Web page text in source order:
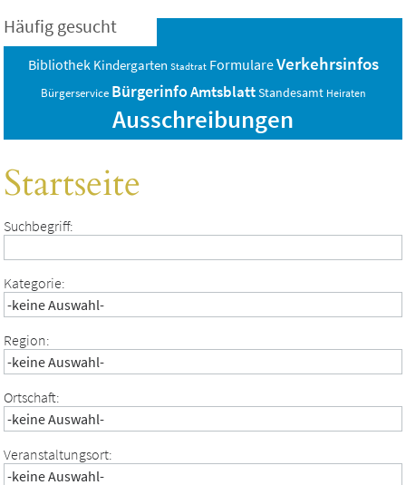
Häufig gesucht
Bibliothek Kindergarten Stadtrat FormulareVerkehrsinfos
Bürgerservice BürgerinfoAmtsblattStandesamt Heiraten
Ausschreibungen
Startseite
Suchbegriff:
Kategorie:
Region:
Ortschaft:
Veranstaltungsort: